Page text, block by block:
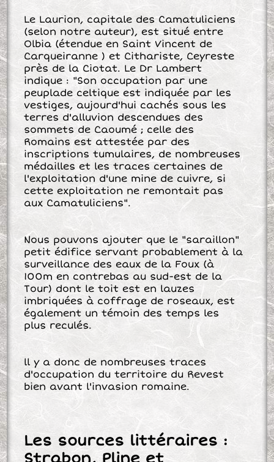
Le Laurion, capitale des Camatuliciens
(selon notre auteur), est situé entre
Olbia (étendue en Saint Vincent de
Carqueiranne ) et Cithariste, Ceyreste
près de la Ciotat. Le Dr Lambert
indique : "Son occupation par une
peuplade celtique est indiquée par les
vestiges, aujourd'hui cachés sous les
terres d'alluvion descendues des
sommets de Caoumé ; celle des
Romains est attestée par des
inscriptions tumulaires, de nombreuses
médailles et les traces certaines de
l'exploitation d'une mine de cuivre, si
cette exploitation ne remontait pas
aux Camatuliciens".
Nous pouvons ajouter que le "saraillon"
petit édifice servant probablement à la
surveillance des eaux de la Foux (à
100m en contrebas au sud-est de la
Tour) dont le toit est en lauzes
imbriquées à coffrage de roseaux, est
également un témoin des temps les
plus reculés.
ll y a donc de nombreuses traces
d'occupation du territoire du Revest
bien avant l'invasion romaine.
Les sources littéraires :
Strabon, Pline et